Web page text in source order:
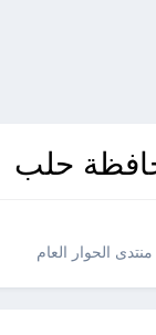
حلب
منتدى الحوار العام